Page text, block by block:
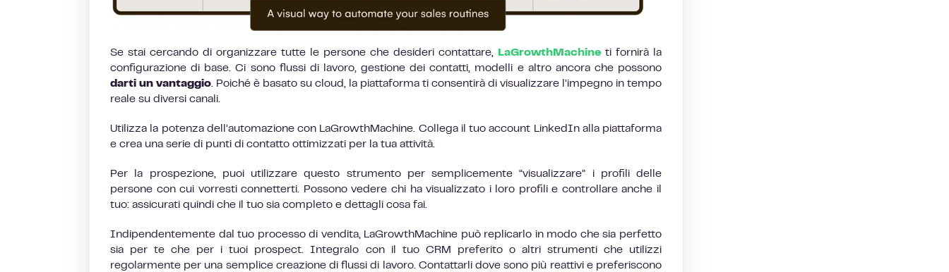
Se stai cercando di organizzare tutte le persone che desideri contattare, LaGrowthMachine ti fornirà la
configurazione di base. Ci sono flussi di lavoro, gestione dei contatti, modelli e altro ancora che possono
darti un vantaggio. Poiché è basato su cloud, la piattaforma ti consentirà di visualizzare l’impegno in tempo
reale su diversi canali.
Utilizza la potenza dell’automazione con LaGrowthMachine. Collega il tuo account LinkedIn alla piattaforma
e crea una serie di punti di contatto ottimizzati per la tua attività.
Per la prospezione, puoi utilizzare questo strumento per semplicemente “visualizzare” i profili delle
persone con cui vorresti connetterti. Possono vedere chi ha visualizzato i loro profili e controllare anche il
tuo: assicurati quindi che il tuo sia completo e dettagli cosa fai.
Indipendentemente dal tuo processo di vendita, LaGrowthMachine può replicarlo in modo che sia perfetto
sia per te che per i tuoi prospect. Integralo con il tuo CRM preferito o altri strumenti che utilizzi
regolarmente per una semplice creazione di flussi di lavoro. Contattarli dove sono più reattivi e preferiscono